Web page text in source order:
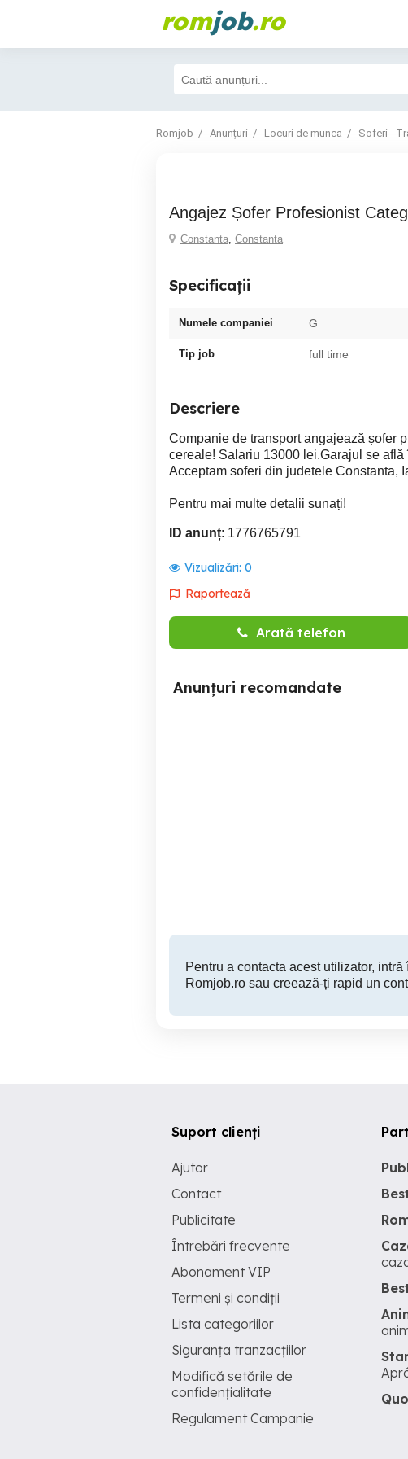
romjob.ro
Romjob Anunțuri Locuri de munca Soferi -
Angajez Șofer Profesionist
Constanta, Constanta
Specificații
Numele companiei G
Tip job full time
Descriere
Companie de transport angajează șofer
cereale! Salariu 13000 lei.Garajul se află
Acceptam soferi din judetele Constanta,
Pentru mai multe detalii sunați!
ID anunț: 1776765791
Vizualizări: 0
Raportează
Arată telefon
Anunțuri recomandate
Pentru a contacta acest utilizator, intră
Romjob.ro sau creează-ți rapid un
Suport clienți
Ajutor
Contact
Publicitate
Întrebări frecvente
Abonament VIP
Termeni și condiții
Lista categoriilor
Siguranța tranzacțiilor
Modifică setările de
confidențialitate
Regulament Campanie